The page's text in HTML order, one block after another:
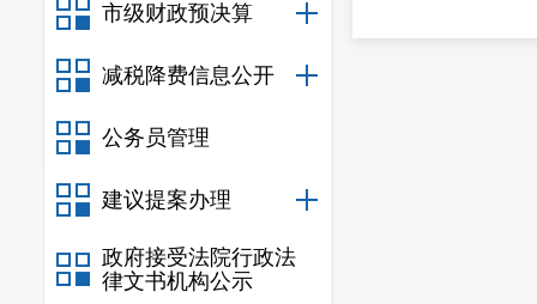
市级财政预决算
减税降费信息公开
公务员管理
建议提案办理
政府接受法院行政法
律文书机构公示